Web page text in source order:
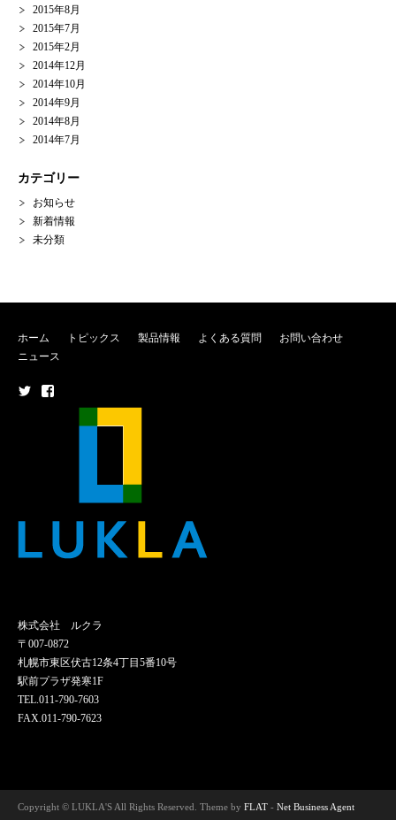
2015年8月
2015年7月
2015年2月
2014年12月
2014年10月
2014年9月
2014年8月
2014年7月
カテゴリー
お知らせ
新着情報
未分類
ホーム トピックス 製品情報 よくある質問
お問い合わせ
ニュース
株式会社 ルクラ
〒007-0872
札幌市東区伏古12条4丁目5番10号
駅前プラザ発寒1F
TEL.011-790-7603
FAX.011-790-7623
Copyright © LUKLA'S All Rights Reserved. Theme by FLAT - Net Business Agent